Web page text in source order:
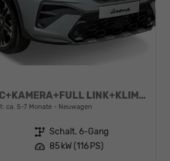
FR Max SHZ+ACC+KAMERA+FULL LINK+KLIMA+KESSY+LED+16" ALU
ca. 5-7 Monate Neuwagen
Getriebe Schalt. 6-Gang
Leistung 85 kW (116 PS)